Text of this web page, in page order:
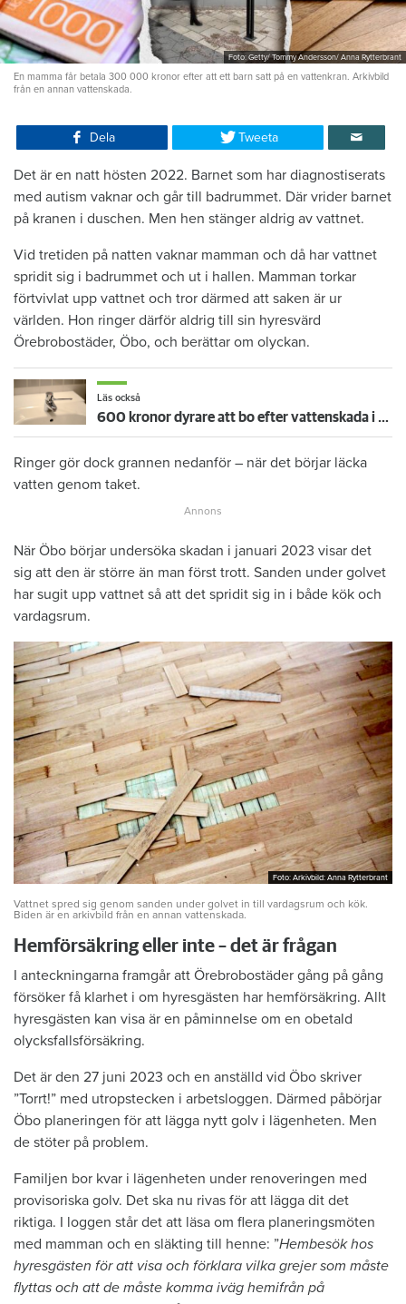
Foto: Getty/ Tommy Andersson/ Anna Rytterbrant
En mamma får betala 300 000 kronor efter att ett barn satt på en vattenkran. Arkivbild
från en annan vattenskada.
Dela Tweeta
Det är en natt hösten 2022. Barnet som har diagnostiserats
med autism vaknar och går till badrummet. Där vrider barnet
på kranen i duschen. Men hen stänger aldrig av vattnet.
Vid tretiden på natten vaknar mamman och då har vattnet
spridit sig i badrummet och ut i hallen. Mamman torkar
förtvivlat upp vattnet och tror därmed att saken är ur
världen. Hon ringer därför aldrig till sin hyresvärd
Örebrobostäder, Öbo, och berättar om olyckan.
Läs också
600 kronor dyrare att bo efter vattenskada i Varberg
Ringer gör dock grannen nedanför – när det börjar läcka
vatten genom taket.
När Öbo börjar undersöka skadan i januari 2023 visar det
sig att den är större än man först trott. Sanden under golvet
har sugit upp vattnet så att det spridit sig in i både kök och
vardagsrum.
Foto: Arkivbild: Anna Rytterbrant
Foto: Arkivbild: Anna Rytterbrant
Vattnet spred sig genom sanden under golvet in till vardagsrum och kök.
Biden är en arkivbild från en annan vattenskada.
Hemförsäkring eller inte – det är frågan
I anteckningarna framgår att Örebrobostäder gång på gång
försöker få klarhet i om hyresgästen har hemförsäkring. Allt
hyresgästen kan visa är en påminnelse om en obetald
olycksfallsförsäkring.
Det är den 27 juni 2023 och en anställd vid Öbo skriver
”Torrt!” med utropstecken i arbetsloggen. Därmed påbörjar
Öbo planeringen för att lägga nytt golv i lägenheten. Men
de stöter på problem.
Familjen bor kvar i lägenheten under renoveringen med
provisoriska golv. Det ska nu rivas för att lägga dit det
riktiga. I loggen står det att läsa om flera planeringsmöten
med mamman och en släkting till henne: ”Hembesök hos
hyresgästen för att visa och förklara vilka grejer som måste
flyttas och att de måste komma iväg hemifrån på